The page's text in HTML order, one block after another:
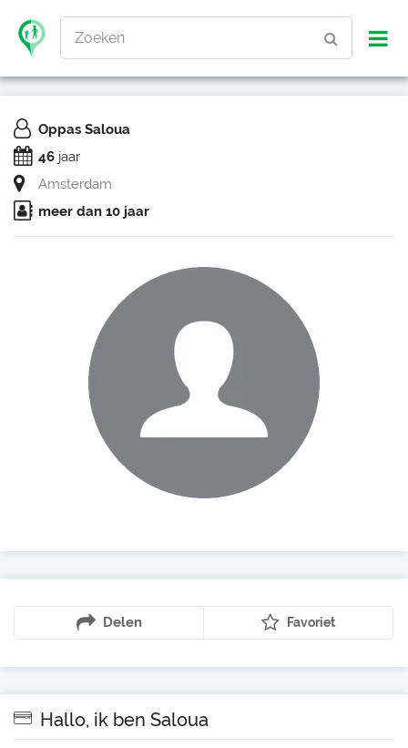
Zoeken
Oppas Saloua
46 jaar
Amsterdam
meer dan 10 jaar
Delen Favoriet
Hallo, ik ben Saloua